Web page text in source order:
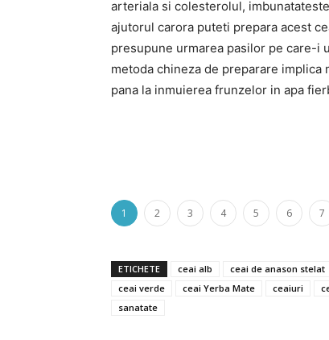
arteriala si colesterolul,
ajutorul carora puteti prepara acest
presupune urmarea pasilor pe care-i
metoda chineza de preparare
pana la inmuierea frunzelor in apa
1 2 3 4 5 6 7
ETICHETE ceai alb ceai de anason stelat
ceai verde
ceai Yerba Mate ceaiuri
sanatate